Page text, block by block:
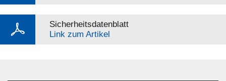
Sicherheitsdatenblatt
Link zum Artikel